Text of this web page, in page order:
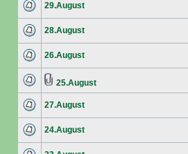
29.August
28.August
26.August
25.August
27.August
24.August